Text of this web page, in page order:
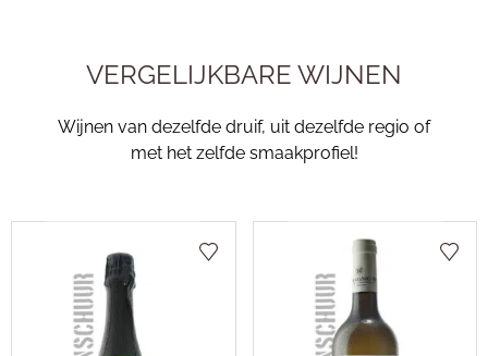
VERGELIJKBARE WIJNEN
Wijnen van dezelfde druif, uit dezelfde regio of
met het zelfde smaakprofiel!